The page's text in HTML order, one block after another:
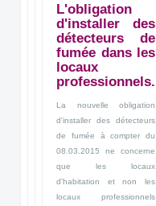
L'obligation
d'installer des
détecteurs de
fumée dans les
locaux
professionnels.
La nouvelle obligation
d'installer des détecteurs
de fumée à compter du
08.03.2015 ne concerne
que les locaux
d'habitation et non les
locaux professionnels